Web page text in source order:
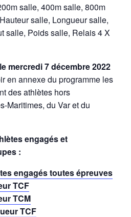
salle, 400m salle, 800m
salle, Longueur salle,
salle, Poids salle, Relais 4 X
mercredi 7 décembre 2022
en annexe du programme les
des athlètes hors
Maritimes, du Var et du
engagés et
:
engagés toutes épreuves
TCF
TCM
TCF